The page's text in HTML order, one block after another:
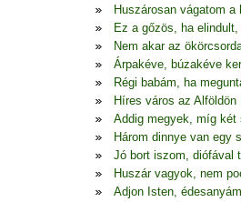
Huszárosan vágatom a
Ez a gőzös, ha
Nem akar az
Árpakéve, búzakéve
Régi babám, ha
Híres város az
Addig megyek, míg két
Három dinnye van egy
Jó bort iszom, diófával
Huszár vagyok, nem
Adjon Isten,